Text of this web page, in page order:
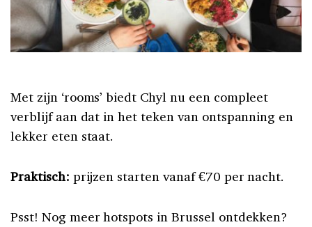
Met zijn ‘rooms’ biedt Chyl nu een compleet
verblijf aan dat in het teken van ontspanning en
lekker eten staat.
Praktisch: prijzen starten vanaf €70 per nacht.
Psst! Nog meer hotspots in Brussel ontdekken?